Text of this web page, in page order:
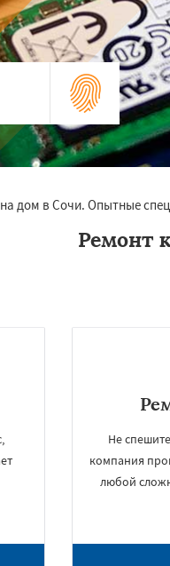
дом в Сочи. Опытные
Ремонт
Не
компания
любой